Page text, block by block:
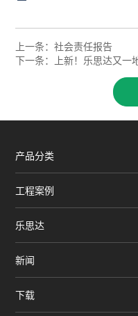
上一条：社会责任报告
下一条：
上新！乐思达又一
产品分类
工程案例
乐思达
新闻
下载